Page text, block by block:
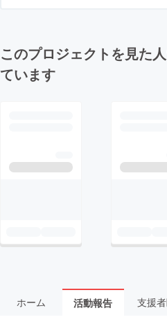
このプロジェクトを見た
ています
ホーム 活動報告 支援者